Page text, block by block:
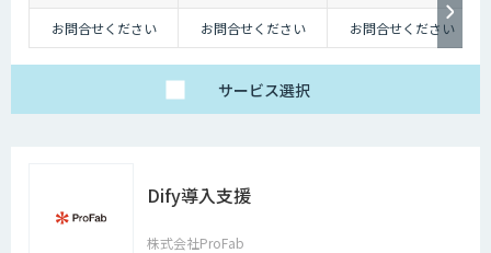
お問合せください
お問合せください お問合せください
サービス選択
Dify導入支援
株式会社ProFab